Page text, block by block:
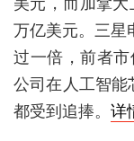
万亿美元。三星
过一倍，前者
公司在人工智
都受到追捧。 详